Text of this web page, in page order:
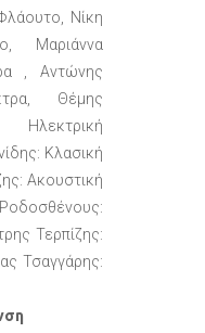
Νίκη
Μαριάννα
, Αντώνης
Θέμης
Κλασική
Ακουστική
Τερπίζης:
Τσαγγάρης: